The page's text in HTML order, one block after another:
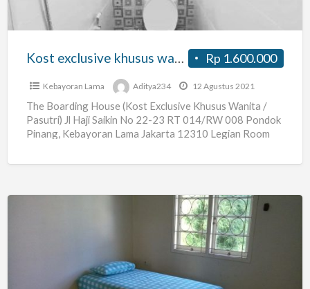
pasutri
Rp 1.600.000
Kost exclusive khusus wanita atau pasutri
Kebayoran Lama Aditya234 12 Agustus 2021
The Boarding House (Kost Exclusive Khusus Wanita /
Pasutri) Jl Haji Saikin No 22-23 RT 014/RW 008 Pondok
Pinang, Kebayoran Lama Jakarta 12310 Legian Room